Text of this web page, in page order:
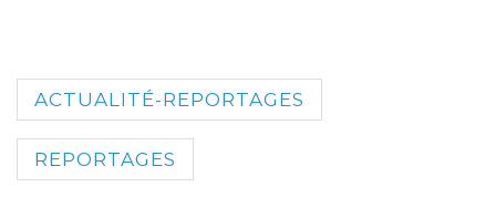
ACTUALITÉ-REPORTAGES
REPORTAGES